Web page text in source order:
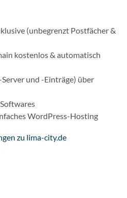
(unbegrenzt Postfächer &
kostenlos & automatisch
und -Einträge) über
WordPress-Hosting